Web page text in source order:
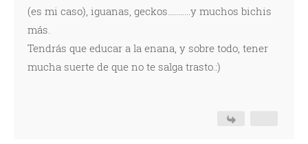
(es mi caso), iguanas, geckos...........y muchos bichis
más.
Tendrás que educar a la enana, y sobre todo, tener
mucha suerte de que no te salga trasto.:)